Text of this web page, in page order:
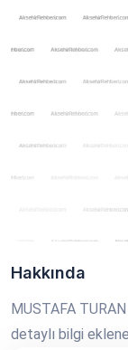
Hakkında
MUSTAFA
detaylı bilgi